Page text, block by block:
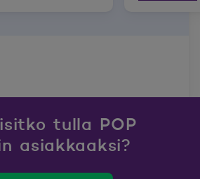
tulla POP
asiakkaaksi?